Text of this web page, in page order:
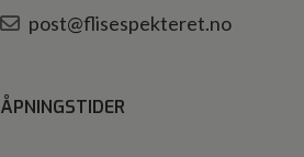
post@flisespekteret.no
ÅPNINGSTIDER